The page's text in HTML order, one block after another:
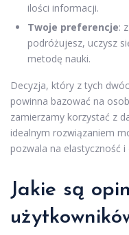
ilości informacji.
Twoje preferencje:
podróżujesz, uczysz
metodę nauki.
Decyzja, który z tych
powinna bazować na
zamierzamy korzystać z
idealnym rozwiązaniem
pozwala na elastyczność
Jakie są